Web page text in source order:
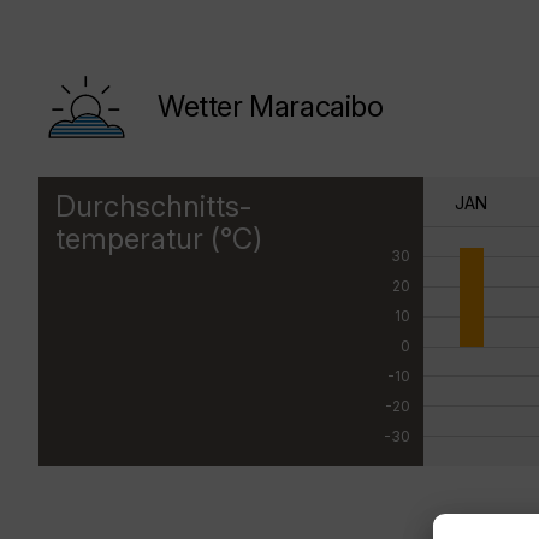
Wetter Maracaibo
Durchschnitts-
temperatur (°C)
30
20
10
0
-10
-20
-30
JAN